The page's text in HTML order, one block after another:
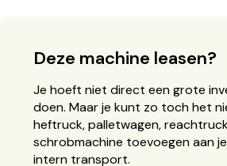
Deze machine leasen?
Je hoeft niet direct een grote
doen. Maar je kunt zo toch het
heftruck, palletwagen,
schrobmachine toevoegen aan
intern transport.